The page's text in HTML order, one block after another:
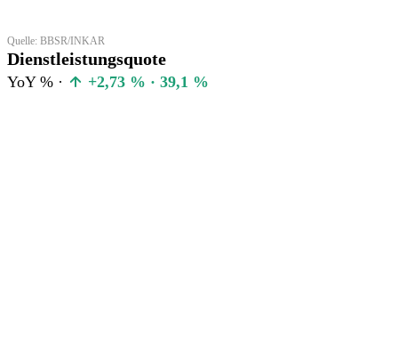
Quelle: BBSR/INKAR
Dienstleistungsquote
YoY % · +2,73 % · 39,1 %